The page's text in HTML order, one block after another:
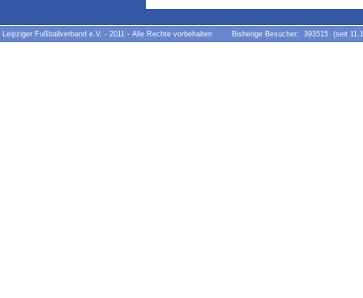
Leipziger Fußballverband e.V. - 2011 - Alle Rechte vorbehalten Bisherige Besucher: 393515 (seit